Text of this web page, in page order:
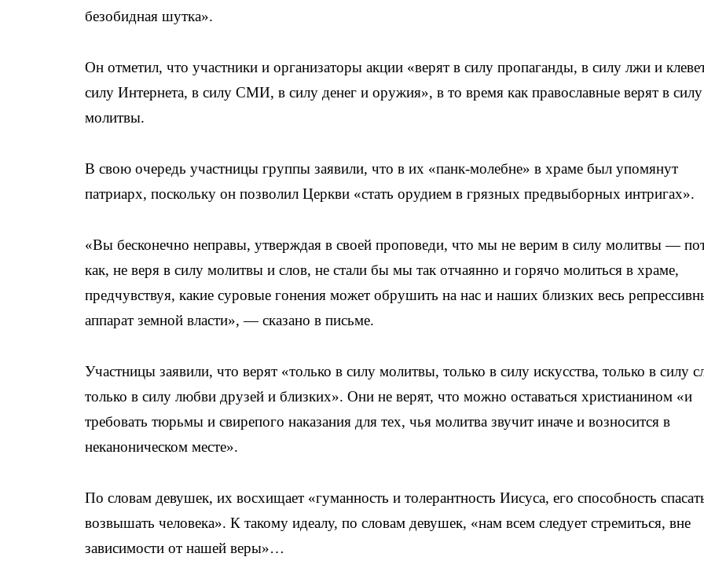
безобидная шутка».
Он отметил, что участники и организаторы акции «верят в силу пропаганды, в силу лжи и
силу Интернета, в силу СМИ, в силу денег и оружия», в то время как православные верят в силу
молитвы.
В свою очередь участницы группы заявили, что в их «панк-молебне» в храме был упомянут
патриарх, поскольку он позволил Церкви «стать орудием в грязных предвыборных интригах».
«Вы бесконечно неправы, утверждая в своей проповеди, что мы не верим в силу молитвы —
как, не веря в силу молитвы и слов, не стали бы мы так отчаянно и горячо молиться в храме,
предчувствуя, какие суровые гонения может обрушить на нас и наших близких весь
аппарат земной власти», — сказано в письме.
Участницы заявили, что верят «только в силу молитвы, только в силу искусства, только в силу
только в силу любви друзей и близких». Они не верят, что можно оставаться христианином «и
требовать тюрьмы и свирепого наказания для тех, чья молитва звучит иначе и возносится в
неканоническом месте».
По словам девушек, их восхищает «гуманность и толерантность Иисуса, его способность
возвышать человека». К такому идеалу, по словам девушек, «нам всем следует стремиться, вне
зависимости от нашей веры»…